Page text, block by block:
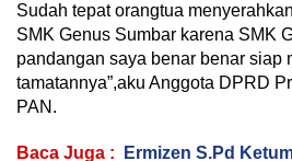
Sudah tepat orangtua
SMK Genus Sumbar karena SMK
pandangan saya benar benar siap
tamatannya”,aku Anggota DPRD
PAN.
Baca Juga :
Ermizen S.Pd